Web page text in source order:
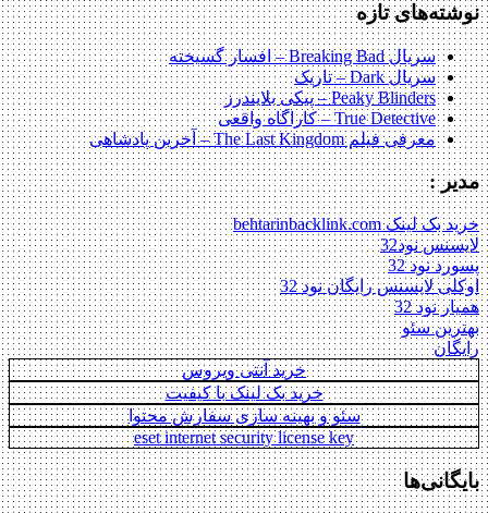
نوشته‌های تازه
سریال Breaking Bad – افسار گسیخته
سریال Dark – تاریک
Peaky Blinders – پیکی بلایندرز
True Detective – کاراگاه واقعی
معرفی فیلم The Last Kingdom – آخرین پادشاهی
مدیر :
خرید بک لینک behtarinbacklink.com
لایسنس نود32
پسورد نود 32
اوکلی لایسنس رایگان نود 32
همیار نود 32
بهترین سئو
رایگان
خرید آنتی ویروس
خرید بک لینک با کیفیت
سئو و بهینه سازی سفارش محتوا
eset internet security license key
بایگانی‌ها